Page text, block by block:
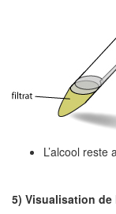
L’alcool
5) Visualisation de